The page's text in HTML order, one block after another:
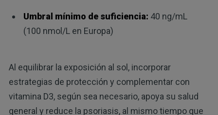
Umbral mínimo de suficiencia: 40 ng/mL
(100 nmol/L en Europa)
Al equilibrar la exposición al sol, incorporar
estrategias de protección y complementar con
vitamina D3, según sea necesario, apoya su salud
general y reduce la psoriasis, al mismo tiempo que